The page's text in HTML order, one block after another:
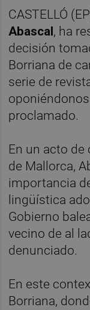
CASTELLÓ
Abascal , ha
decisión
Borriana de
serie de
proclamado.
En un acto
de Mallorca,
importancia
lingüística
Gobierno
vecino de al
denunciado.
En este
Borriana,